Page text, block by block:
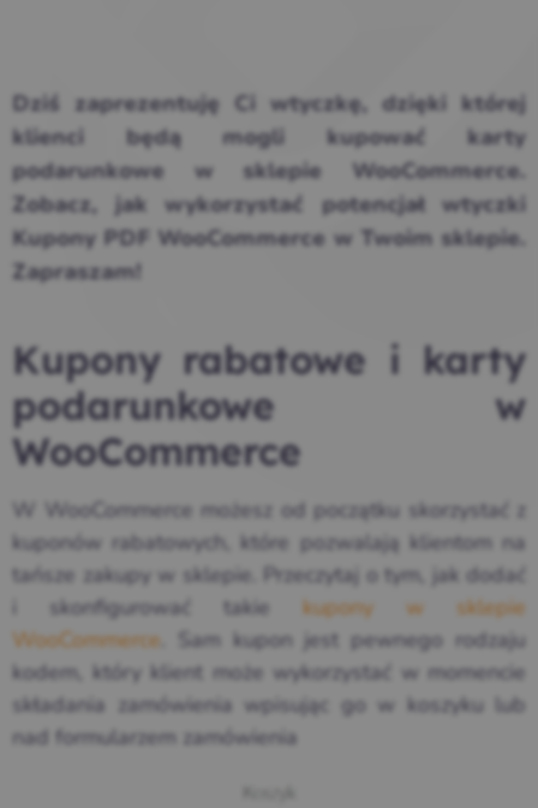
Dziś zaprezentuję Ci wtyczkę, dzięki której
klienci będą mogli kupować karty
podarunkowe w sklepie WooCommerce.
Zobacz, jak wykorzystać potencjał wtyczki
Kupony PDF WooCommerce w Twoim sklepie.
Zapraszam!
Kupony rabatowe i karty
podarunkowe w
WooCommerce
W WooCommerce możesz od początku skorzystać z
kuponów rabatowych, które pozwalają klientom na
tańsze zakupy w sklepie. Przeczytaj o tym, jak dodać
i skonfigurować takie kupony w sklepie
WooCommerce . Sam kupon jest pewnego rodzaju
kodem, który klient może wykorzystać w momencie
składania zamówienia wpisując go w koszyku lub
nad formularzem zamówienia